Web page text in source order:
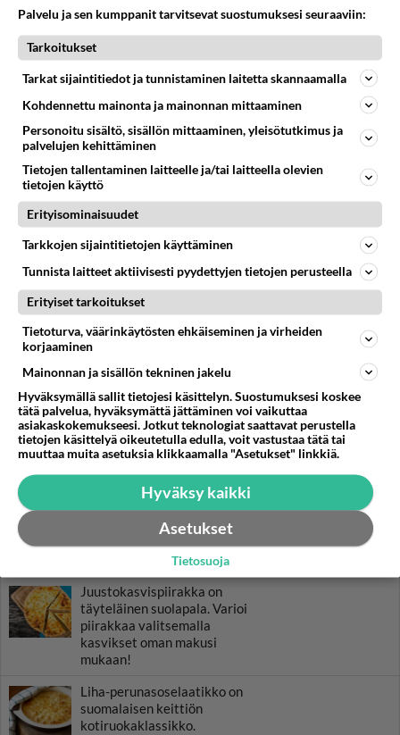
RESEPTIT
Kreikkalainen salaatti vie
makumatkalle Välimerelle.
Tuhti linssikeitto sopii
Pannukakku eli pannari on
koko perheen suosikki.
Juustokasvispiirakka on
täyteläinen suolapala. Varioi
piirakkaa valitsemalla
kasvikset oman makusi
mukaan!
Liha-perunasoselaatikko on
suomalaisen keittiön
kotiruokaklassikko.
Palvelu ja sen kumppanit tarvitsevat suostumuksesi seuraaviin:
Tarkoitukset
Tarkat sijaintitiedot ja tunnistaminen laitetta skannaamalla
Kohdennettu mainonta ja mainonnan mittaaminen
Personoitu sisältö, sisällön mittaaminen, yleisötutkimus ja
palvelujen kehittäminen
Tietojen tallentaminen laitteelle ja/tai laitteella olevien
tietojen käyttö
Erityisominaisuudet
Tarkkojen sijaintitietojen käyttäminen
Tunnista laitteet aktiivisesti pyydettyjen tietojen perusteella
Erityiset tarkoitukset
Tietoturva, väärinkäytösten ehkäiseminen ja virheiden
korjaaminen
Mainonnan ja sisällön tekninen jakelu
Hyväksymällä sallit tietojesi käsittelyn. Suostumuksesi koskee
tätä palvelua, hyväksymättä jättäminen voi vaikuttaa
asiakaskokemukseesi. Jotkut teknologiat saattavat perustella
tietojen käsittelyä oikeutetulla edulla, voit vastustaa tätä tai
muuttaa muita asetuksia klikkaamalla "Asetukset" linkkiä.
Hyväksy kaikki
Asetukset
Tietosuoja